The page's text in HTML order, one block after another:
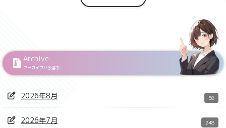
Archive
アーカイブから選ぶ
2026年8月 58
2026年7月 248